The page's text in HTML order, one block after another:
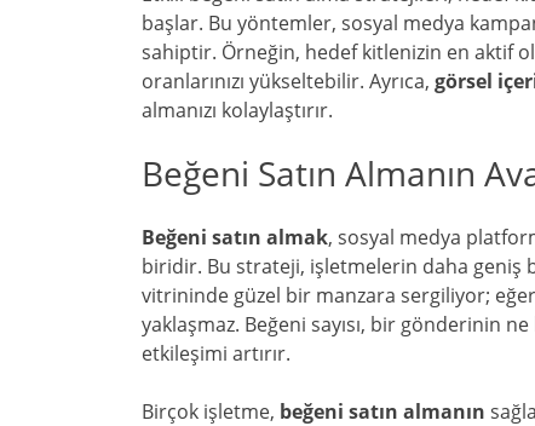
başlar. Bu yöntemler, sosyal medya
sahiptir. Örneğin, hedef kitlenizin en aktif
oranlarınızı yükseltebilir. Ayrıca, görsel
almanızı kolaylaştırır.
Beğeni Satın Almanın
Beğeni satın almak, sosyal medya
biridir. Bu strateji, işletmelerin daha geniş
vitrininde güzel bir manzara sergiliyor;
yaklaşmaz. Beğeni sayısı, bir gönderinin
etkileşimi artırır.
Birçok işletme, beğeni satın almanın